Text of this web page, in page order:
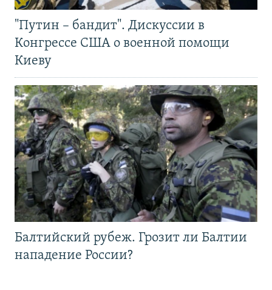
"Путин – бандит". Дискуссии в
Конгрессе США о военной помощи
Киеву
Балтийский рубеж. Грозит ли Балтии
нападение России?